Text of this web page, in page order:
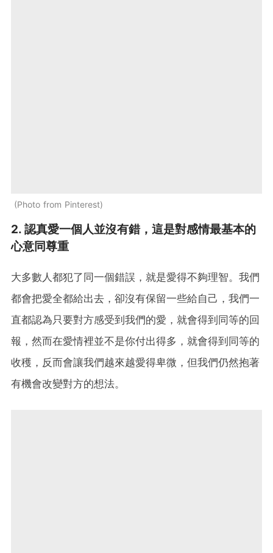
Photo from Pinterest
2. 認真愛一個人並沒有錯，這是對感情最基本的
心意同尊重
大多數人都犯了同一個錯誤，就是愛得不夠理智。我們
都會把愛全都給出去，卻沒有保留一些給自己，我們一
直都認為只要對方感受到我們的愛，就會得到同等的回
報，然而在愛情裡並不是你付出得多，就會得到同等的
收穫，反而會讓我們越來越愛得卑微，但我們仍然抱著
有機會改變對方的想法。